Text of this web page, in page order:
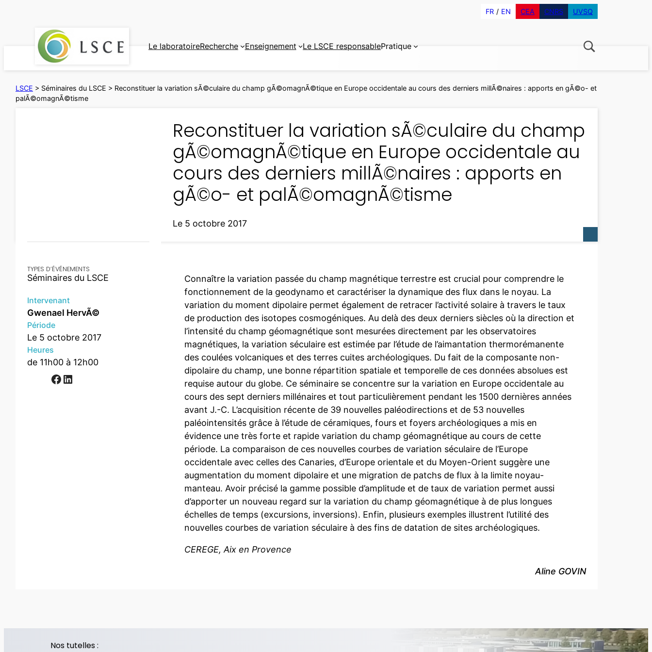
FR EN CEA CNRS UVSQ
Le laboratoireRecherche Enseignement Le LSCE responsablePratique
LSCE > Séminaires du LSCE > Reconstituer la variation sÃ©culaire du champ gÃ©omagnÃ©tique en Europe occidentale au cours des derniers millÃ©naires : apports en gÃ©o- et
palÃ©omagnÃ©tisme
Reconstituer la variation sÃ©culaire du champ
gÃ©omagnÃ©tique en Europe occidentale au
cours des derniers millÃ©naires : apports en
gÃ©o- et palÃ©omagnÃ©tisme
Le 5 octobre 2017
TYPES D’ÉVÉNEMENTS
Séminaires du LSCE
Intervenant
Gwenael HervÃ©
Période
Le 5 octobre 2017
Heures
de 11h00 à 12h00
Facebook LinkedIn
Connaître la variation passée du champ magnétique terrestre est crucial pour comprendre le
fonctionnement de la geodynamo et caractériser la dynamique des flux dans le noyau. La
variation du moment dipolaire permet également de retracer l’activité solaire à travers le taux
de production des isotopes cosmogéniques. Au delà des deux derniers siècles où la direction et
l’intensité du champ géomagnétique sont mesurées directement par les observatoires
magnétiques, la variation séculaire est estimée par l’étude de l’aimantation thermorémanente
des coulées volcaniques et des terres cuites archéologiques. Du fait de la composante non-
dipolaire du champ, une bonne répartition spatiale et temporelle de ces données absolues est
requise autour du globe. Ce séminaire se concentre sur la variation en Europe occidentale au
cours des sept derniers millénaires et tout particulièrement pendant les 1500 dernières années
avant J.-C. L’acquisition récente de 39 nouvelles paléodirections et de 53 nouvelles
paléointensités grâce à l’étude de céramiques, fours et foyers archéologiques a mis en
évidence une très forte et rapide variation du champ géomagnétique au cours de cette
période. La comparaison de ces nouvelles courbes de variation séculaire de l’Europe
occidentale avec celles des Canaries, d’Europe orientale et du Moyen-Orient suggère une
augmentation du moment dipolaire et une migration de patchs de flux à la limite noyau-
manteau. Avoir précisé la gamme possible d’amplitude et de taux de variation permet aussi
d’apporter un nouveau regard sur la variation du champ géomagnétique à de plus longues
échelles de temps (excursions, inversions). Enfin, plusieurs exemples illustrent l’utilité des
nouvelles courbes de variation séculaire à des fins de datation de sites archéologiques.
CEREGE, Aix en Provence
Aline GOVIN
Nos tutelles :